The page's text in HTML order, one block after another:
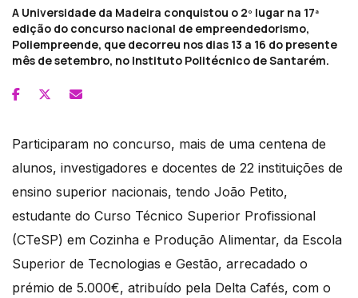
A Universidade da Madeira conquistou o 2º lugar na 17ª
edição do concurso nacional de empreendedorismo,
Poliempreende, que decorreu nos dias 13 a 16 do presente
mês de setembro, no Instituto Politécnico de Santarém.
Participaram no concurso, mais de uma centena de
alunos, investigadores e docentes de 22 instituições de
ensino superior nacionais, tendo João Petito,
estudante do Curso Técnico Superior Profissional
(CTeSP) em Cozinha e Produção Alimentar, da Escola
Superior de Tecnologias e Gestão, arrecadado o
prémio de 5.000€, atribuído pela Delta Cafés, com o